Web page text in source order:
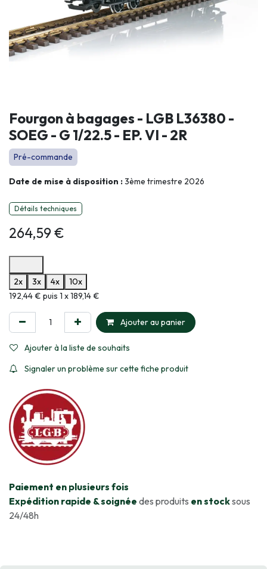
Fourgon à bagages - LGB L36380 -
SOEG - G 1/22.5 - EP. VI - 2R
Pré-commande
Date de mise à disposition :3ème trimestre 2026
Détails techniques
264,59€
2x
3x 4x
10x
Informations sur le plan de paiement sélectionné
192,44 € puis 1 x 189,14 €
Ajouter au panier
Ajouter à la liste de souhaits
Signaler un problème sur cette fiche produit
​Paiement en plusieurs fois
Expédition rapide & soignée des produits en stocksous
24/48h